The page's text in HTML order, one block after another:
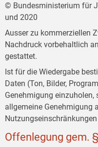
© Bundesministerium für
und 2020
Ausser zu kommerziellen
Nachdruck vorbehaltlich
gestattet.
Ist für die Wiedergabe
Daten (Ton, Bilder,
Genehmigung einzuholen,
allgemeine Genehmigung
Offenlegung gem.